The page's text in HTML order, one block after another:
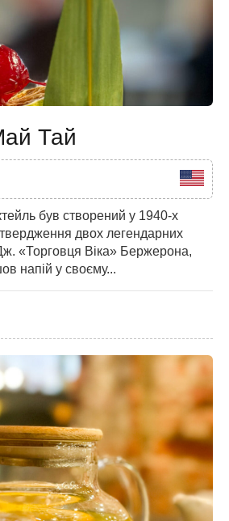
Тай
був створений у 1940-х
твердження двох легендарних
«Торговця Віка» Бержерона,
напій у своєму...